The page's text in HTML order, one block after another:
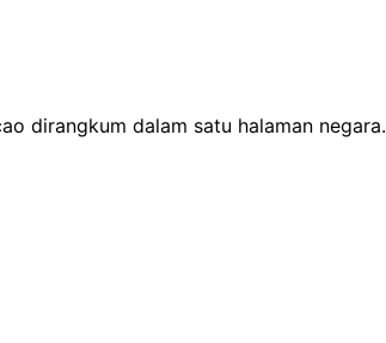
dirangkum dalam satu halaman negara.